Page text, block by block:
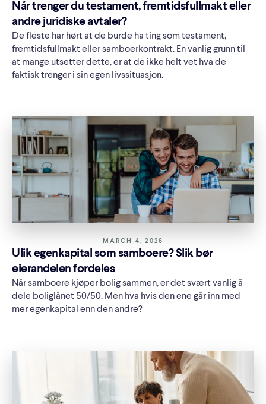
Når trenger du testament, fremtidsfullmakt eller
andre juridiske avtaler?
De fleste har hørt at de burde ha ting som testament,
fremtidsfullmakt eller samboerkontrakt. En vanlig grunn til
at mange utsetter dette, er at de ikke helt vet hva de
faktisk trenger i sin egen livssituasjon.
MARCH 4, 2026
Ulik egenkapital som samboere? Slik bør
eierandelen fordeles
Når samboere kjøper bolig sammen, er det svært vanlig å
dele boliglånet 50/50. Men hva hvis den ene går inn med
mer egenkapital enn den andre?